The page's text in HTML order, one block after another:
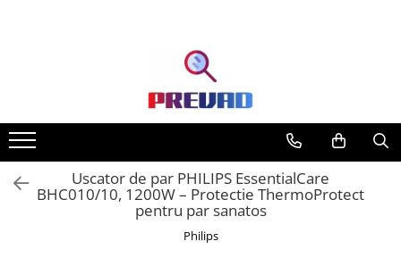
Uscator de par PHILIPS EssentialCare
BHC010/10, 1200W – Protectie ThermoProtect
pentru par sanatos
Philips